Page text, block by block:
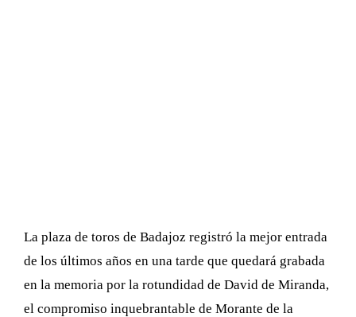
La plaza de toros de Badajoz registró la mejor entrada
de los últimos años en una tarde que quedará grabada
en la memoria por la rotundidad de David de Miranda,
el compromiso inquebrantable de Morante de la